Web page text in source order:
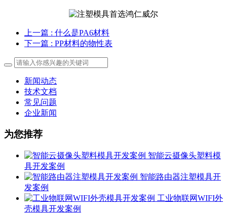
上一篇 : 什么是PA6材料
下一篇 : PP材料的物性表
新闻动态
技术文档
常见问题
企业新闻
为您推荐
智能云摄像头塑料模
具开发案例
智能路由器注塑模具开
发案例
工业物联网WIFI外
壳模具开发案例